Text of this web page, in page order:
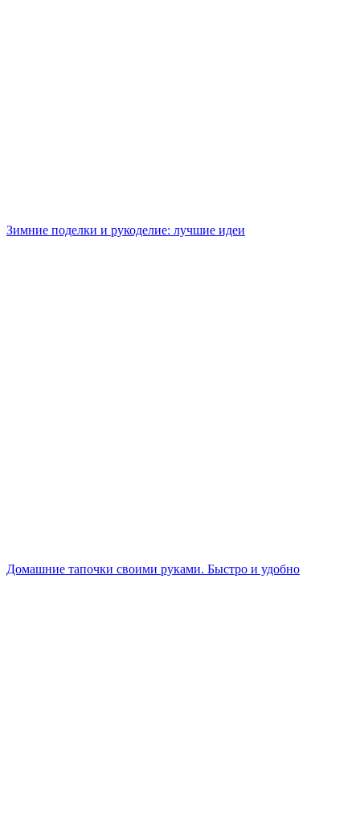
Зимние поделки и рукоделие: лучшие идеи
Домашние тапочки своими руками. Быстро и удобно